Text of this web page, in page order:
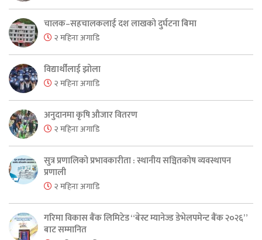
चालक–सहचालकलाई दश लाखको दुर्घटना बिमा
२ महिना अगाडि
विद्यार्थीलाई झोला
२ महिना अगाडि
अनुदानमा कृषि औजार वितरण
२ महिना अगाडि
सुत्र प्रणालिको प्रभावकारीता : स्थानीय सञ्चितकोष व्यवस्थापन
प्रणाली
२ महिना अगाडि
गरिमा विकास बैंक लिमिटेड “बेस्ट म्यानेज्ड डेभेलपमेन्ट बैंक २०२६”
बाट सम्मानित